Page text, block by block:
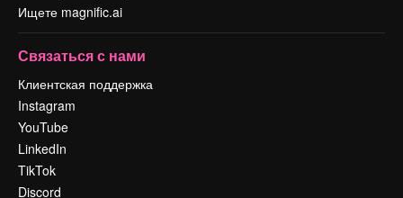
Ищете magnific.ai
Связаться с нами
Клиентская поддержка
Instagram
YouTube
LinkedIn
TikTok
Discord